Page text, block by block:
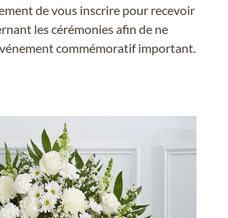
de vous inscrire pour recevoir
les cérémonies afin de ne
commémoratif important.